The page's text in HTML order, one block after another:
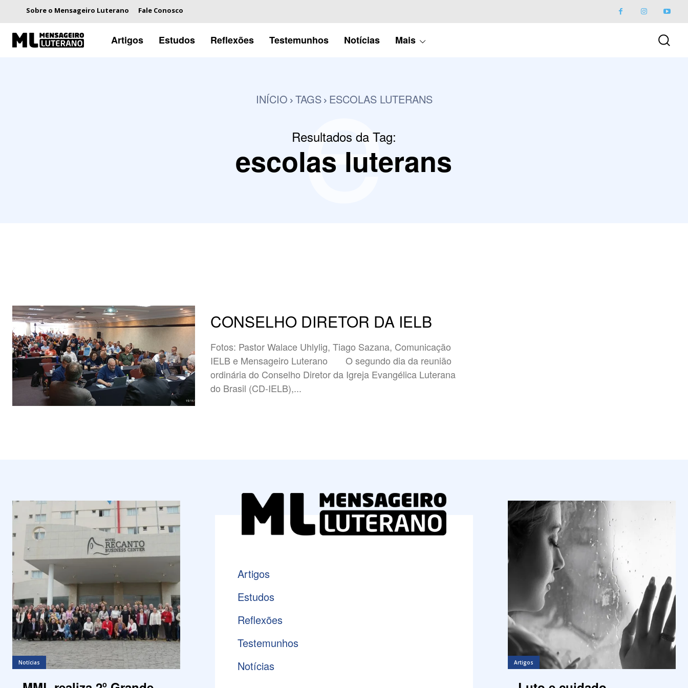
Sobre o Mensageiro Luterano Fale Conosco
Artigos Estudos Reflexões Testemunhos Notícias Mais
INÍCIO TAGS ESCOLAS LUTERANS
Resultados da Tag:
escolas luterans
e
CONSELHO DIRETOR DA IELB
Fotos: Pastor Walace Uhlylig, Tiago Sazana, Comunicação
IELB e Mensageiro Luterano O segundo dia da reunião
ordinária do Conselho Diretor da Igreja Evangélica Luterana
do Brasil (CD-IELB),...
Notícias
Artigos
Estudos
Reflexões
Testemunhos
Notícias
Artigos